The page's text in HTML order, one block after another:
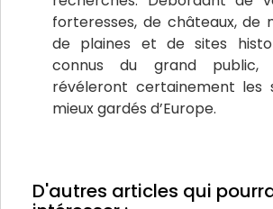
forteresses, de châteaux, de
de plaines et de sites
connus du grand public,
révéleront certainement les
mieux gardés d’Europe.
D'autres articles qui